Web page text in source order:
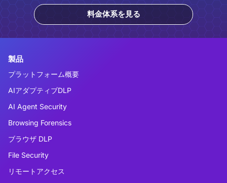
料金体系を見る
製品
プラットフォーム概要
AIアダプティブDLP
AI Agent Security
Browsing Forensics
ブラウザ DLP
File Security
リモートアクセス